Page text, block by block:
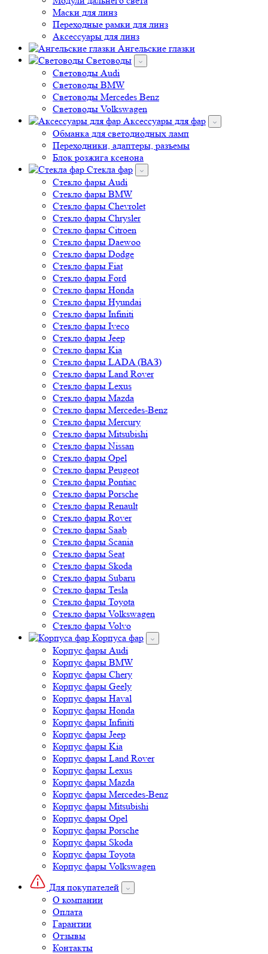
Маски для линз
Переходные рамки для линз
Аксессуары для линз
Ангельские глазки
Световоды
Cветоводы Audi
Cветоводы BMW
Световоды Mercedes Benz
Cветоводы Volkswagen
Аксессуары для фар
Обманка для светодиодных ламп
Переходники, адаптеры, разъемы
Блок розжига ксенона
Стекла фар
Стекло фары Audi
Стекло фары BMW
Стекло фары Chevrolet
Стекло фары Chrysler
Стекло фары Citroen
Стекло фары Daewoo
Стекло фары Dodge
Стекло фары Fiat
Стекло фары Ford
Стекло фары Honda
Стекло фары Hyundai
Стекло фары Infiniti
Стекло фары Iveco
Стекло фары Jeep
Стекло фары Kia
Стекло фары LADA (ВАЗ)
Стекло фары Land Rover
Стекло фары Lexus
Стекло фары Mazda
Стекло фары Mercedes-Benz
Стекло фары Mercury
Стекло фары Mitsubishi
Стекло фары Nissan
Стекло фары Opel
Стекло фары Peugeot
Стекло фары Pontiac
Стекло фары Porsche
Стекло фары Renault
Стекло фары Rover
Стекло фары Saab
Стекло фары Scania
Стекло фары Seat
Стекло фары Skoda
Стекло фары Subaru
Стекло фары Tesla
Стекло фары Toyota
Стекло фары Volkswagen
Стекло фары Volvo
Корпуса фар
Корпус фары Audi
Корпус фары BMW
Корпус фары Chery
Корпус фары Geely
Корпус фары Haval
Корпус фары Honda
Корпус фары Infiniti
Корпус фары Jeep
Корпус фары Kia
Корпус фары Land Rover
Корпус фары Lexus
Корпус фары Mazda
Корпус фары Mercedes-Benz
Корпус фары Mitsubishi
Корпус фары Opel
Корпус фары Porsche
Корпус фары Skoda
Корпус фары Toyota
Корпус фары Volkswagen
Для покупателей
О компании
Оплата
Гарантии
Отзывы
Контакты